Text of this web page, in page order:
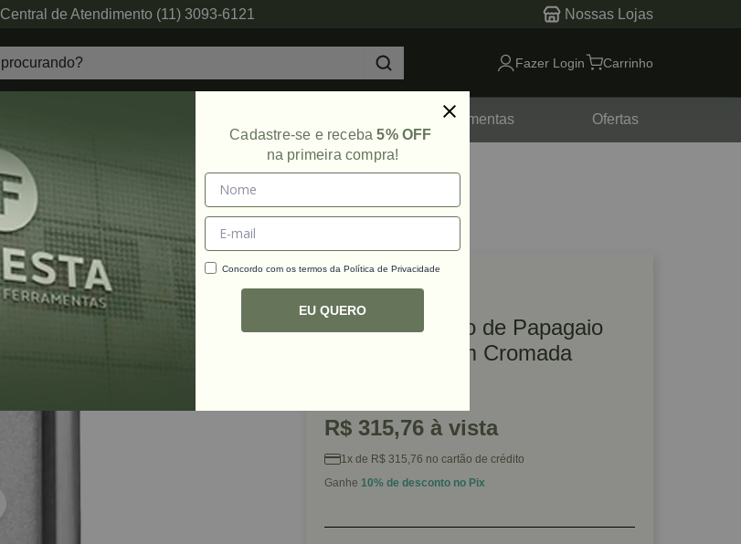
Central de Atendimento (11) 3093-6121 Nossas Lojas
Fazer Login Carrinho
Ferramentas Ofertas
Ref: 48413
Fechadura Bico de Papagaio
Banheiro 45mm Cromada
R$ 315,76 à vista
1x de R$ 315,76 no cartão de crédito
Ganhe 10% de desconto no Pix
Cadastre-se e receba5% OFF
na primeira compra!
Concordo com os termos da Política de Privacidade
EU QUERO